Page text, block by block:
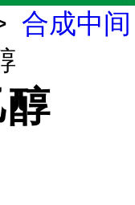
合成中间